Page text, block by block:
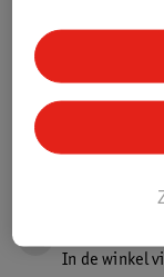
winkel. Zo
Kruidvat is
winkel én
In de winkel